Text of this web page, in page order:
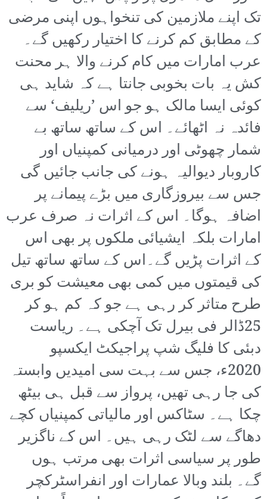
تک اپنے ملازمین کی تنخواہوں اپنی مرضی
کے مطابق کم کرنے کا اختیار رکھیں گے۔
عرب امارات میں کام کرنے والا ہر محنت
کش یہ بات بخوبی جانتا ہے کہ شاید ہی
کوئی ایسا مالک ہو جو اس ’ریلیف‘ سے
فائدہ نہ اٹھائے۔ اس کے ساتھ ساتھ بے
شمار چھوٹی اور درمیانی کمپنیاں اور
کاروبار دیوالیہ ہونے کی جانب جائیں گی
جس سے بیروزگاری میں بڑے پیمانے پر
اضافہ ہوگا۔ اس کے اثرات نہ صرف عرب
امارات بلکہ ایشیائی ملکوں پر بھی اس
کے اثرات پڑیں گے۔اس کے ساتھ ساتھ تیل
کی قیمتوں میں کمی بھی معیشت کو بری
طرح متاثر کر رہی ہے جو کہ کم ہو کر
25ڈالر فی بیرل تک آچکی ہے۔ ریاست
دبئی کا فلیگ شپ پراجیکٹ ایکسپو
2020ء، جس سے بہت سی امیدیں وابستہ
کی جا رہی تھیں، پرواز سے قبل ہی بیٹھ
چکا ہے۔ سٹاکس اور مالیاتی کمپنیاں کچے
دھاگے سے لٹک رہی ہیں۔ اس کے ناگزیر
طور پر سیاسی اثرات بھی مرتب ہوں
گے۔ بلند وبالا عمارات اور انفراسٹرکچر